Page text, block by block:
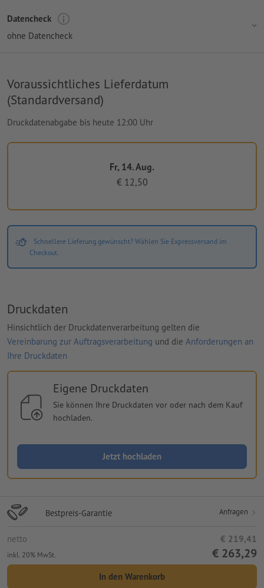
Datencheck
ohne Datencheck
Voraussichtliches Lieferdatum
(Standardversand)
Druckdatenabgabe bis heute 12:00 Uhr
Fr, 14. Aug.
€ 12,50
Schnellere Lieferung gewünscht? Wählen Sie Expressversand im
Checkout.
Druckdaten
Hinsichtlich der Druckdatenverarbeitung gelten die
Vereinbarung zur Auftragsverarbeitung und die Anforderungen an
Ihre Druckdaten
Eigene Druckdaten
Sie können Ihre Druckdaten vor oder nach dem Kauf
hochladen.
Jetzt hochladen
Bestpreis-Garantie Anfragen
netto € 219,41
inkl. 20% MwSt. € 263,29
In den Warenkorb